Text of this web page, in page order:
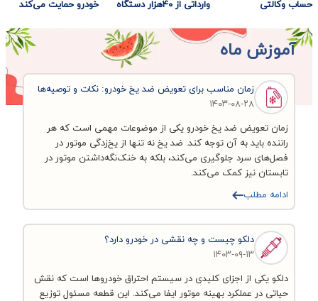
حساب وکالتی وارداتی از ۴۰هزار دستگاه خودرو حمایت می‌کند
آموزش ماه
زمان مناسب برای تعویض ضد یخ خودرو: نکات و توصیه‌ها
۱۴۰۳-۰۸-۲۸
زمان تعویض ضد یخ خودرو یکی از موضوعات مهمی است که هر
راننده باید به آن توجه کند. ضد یخ نه تنها از یخ‌زدگی موتور در
فصل‌های سرد جلوگیری می‌کند، بلکه به خنک‌نگه‌داشتن موتور در
تابستان نیز کمک می‌کند.
ادامه مطلب
دلکو چیست و چه نقشی در خودرو دارد؟
۱۴۰۳-۰۹-۱۳
دلکو یکی از اجزای کلیدی در سیستم احتراق خودروها است که نقش
حیاتی در عملکرد بهینه موتور ایفا می‌کند. این قطعه مسئول توزیع